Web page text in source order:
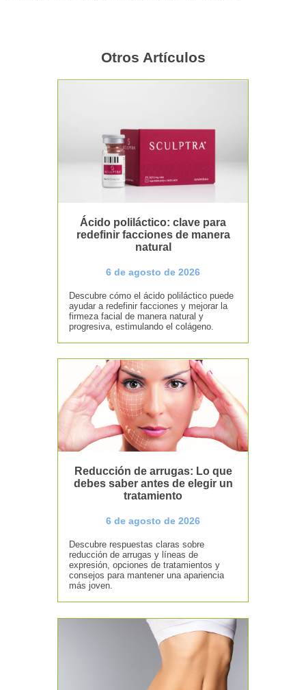
Otros Artículos
Ácido poliláctico: clave para
redefinir facciones de manera
natural
6 de agosto de 2026
Descubre cómo el ácido poliláctico puede
ayudar a redefinir facciones y mejorar la
firmeza facial de manera natural y
progresiva, estimulando el colágeno.
Reducción de arrugas: Lo que
debes saber antes de elegir un
tratamiento
6 de agosto de 2026
Descubre respuestas claras sobre
reducción de arrugas y líneas de
expresión, opciones de tratamientos y
consejos para mantener una apariencia
más joven.